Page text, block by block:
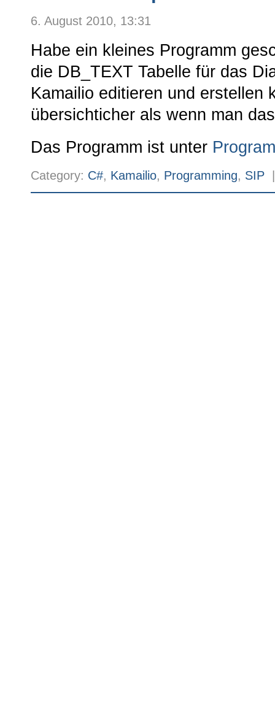
6. August 2010, 13:31
Habe ein kleines Programm
die DB_TEXT Tabelle für das
Kamailio editieren und erstellen
übersichticher als wenn man
Das Programm ist unter
Category: C#, Kamailio, Programming, SIP